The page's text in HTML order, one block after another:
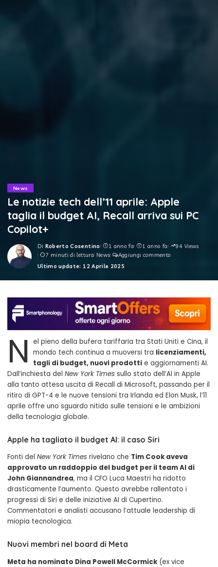
News
Le notizie tech dell’11 aprile: Apple
taglia il budget AI, Recall arriva sui PC
Copilot+
Posted
by
Di Roberto Cosentino 1 anno fa 1 anno fa
94 Views
7 minuti di lettura News
Aggiungi commento
Ultimo update: 12 Aprile 2025
N el pieno della bufera tariffaria tra Stati Uniti e Cina, il
mondo tech continua a muoversi tra licenziamenti,
tagli di budget, nuovi prodottie aggiornamenti AI.
Dall’inchiesta del New York Times sullo stato dell’AI in Apple
alla tanto attesa uscita di Recall di Microsoft, passando per il
ritiro di GPT-4 e le nuove tensioni tra Irlanda ed Elon Musk, l’11
aprile offre uno sguardo nitido sulle tensioni e le ambizioni
della tecnologia globale.
Apple ha tagliato il budget AI: il caso Siri
Fonti del New York Times rivelano che Tim Cook aveva
approvato un raddoppio del budget per il team AI di
John Giannandrea, ma il CFO Luca Maestri ha ridotto
drasticamente l’aumento. Questo avrebbe rallentato i
progressi di Siri e delle iniziative AI di Cupertino.
Commentatori e analisti accusano l’attuale leadership di
miopia tecnologica.
Nuovi membri nel board di Meta
Meta ha nominato Dina Powell McCormick (ex vice